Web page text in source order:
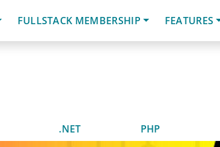
FULLSTACK MEMBERSHIP FEATURES
.NET PHP